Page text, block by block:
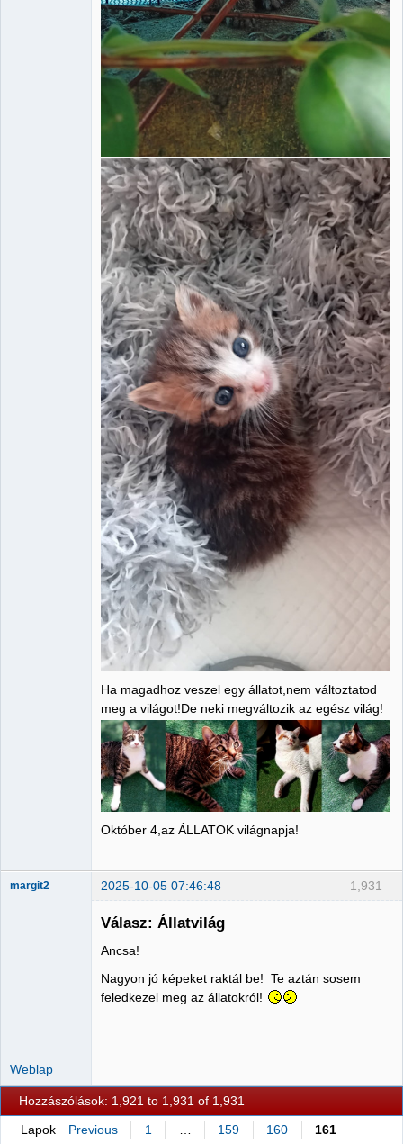
Ha magadhoz veszel egy állatot,nem változtatod
meg a világot!De neki megváltozik az egész világ!
Október 4,az ÁLLATOK világnapja!
1,931
margit2 2025-10-05 07:46:48
Válasz: Állatvilág
Ancsa!
Nagyon jó képeket raktál be! Te aztán sosem
feledkezel meg az állatokról!
Weblap
Hozzászólások: 1,921 to 1,931 of 1,931
Lapok Previous 1 159 160 161